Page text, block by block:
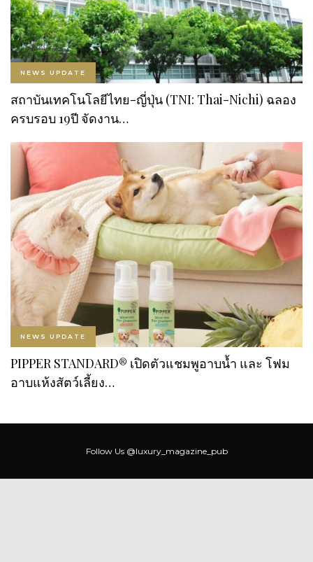
NEWS UPDATE
สถาบันเทคโนโลยีไทย-ญี่ปุ่น (TNI: Thai-Nichi) ฉลอง
ครบรอบ 19ปี จัดงาน…
NEWS UPDATE
PIPPER STANDARD® เปิดตัวแชมพูอาบน้ำ และ โฟม
อาบแห้งสัตว์เลี้ยง…
Follow Us @luxury_magazine_pub